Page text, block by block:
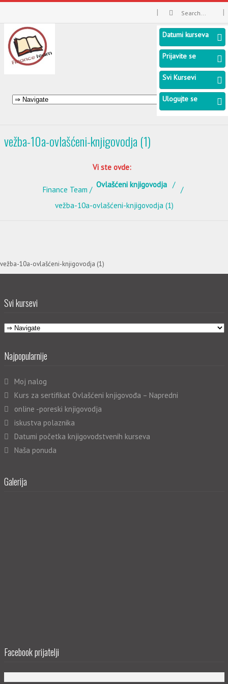
vežba-10a-ovlašćeni-knjigovodja (1)
Vi ste ovde:
Finance Team
Ovlašćeni knjigovodja
vežba-10a-ovlašćeni-knjigovodja (1)
vežba-10a-ovlašćeni-knjigovodja (1)
Svi kursevi
Najpopularnije
Moj nalog
Kurs za sertifikat Ovlašćeni knjigovođa – Napredni
online -poreski knjigovodja
iskustva polaznika
Datumi početka knjigovodstvenih kurseva
Naša ponuda
Galerija
Facebook prijatelji
Datumi kurseva
Prijavite se
Svi Kursevi
Ulogujte se